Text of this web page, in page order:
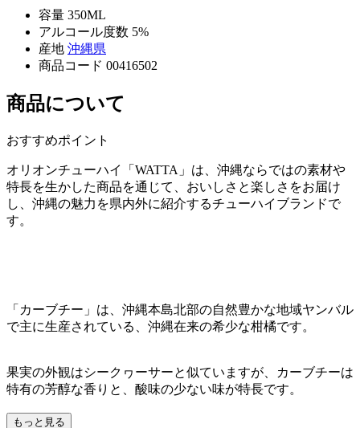
容量 350ML
アルコール度数 5%
産地 沖縄県
商品コード 00416502
商品について
おすすめポイント
オリオンチューハイ「WATTA」は、沖縄ならではの素材や
特長を生かした商品を通じて、おいしさと楽しさをお届け
し、沖縄の魅力を県内外に紹介するチューハイブランドで
す。
「カーブチー」は、沖縄本島北部の自然豊かな地域ヤンバル
で主に生産されている、沖縄在来の希少な柑橘です。
果実の外観はシークヮーサーと似ていますが、カーブチーは
特有の芳醇な香りと、酸味の少ない味が特長です。
もっと見る